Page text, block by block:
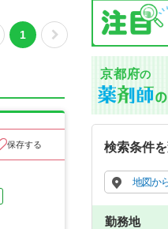
1
保存する
京都府の
検索条件
地図か
勤務地